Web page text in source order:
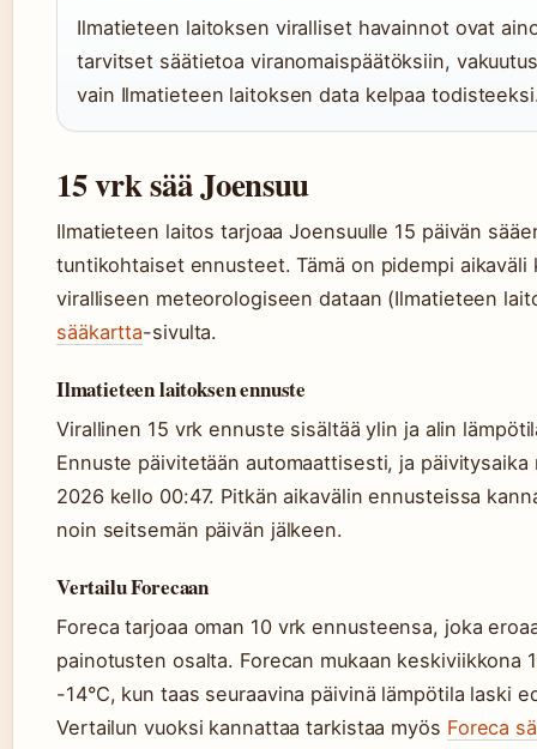
Ilmatieteen laitoksen viralliset havainnot ovat
tarvitset säätietoa viranomaispäätöksiin,
vain Ilmatieteen laitoksen data kelpaa
15 vrk sää Joensuu
Ilmatieteen laitos tarjoaa Joensuulle 15 päivän
tuntikohtaiset ennusteet. Tämä on pidempi
viralliseen meteorologiseen dataan (Ilmatieteen
sääkartta-sivulta.
Ilmatieteen laitoksen ennuste
Virallinen 15 vrk ennuste sisältää ylin ja alin
Ennuste päivitetään automaattisesti, ja
2026 kello 00:47. Pitkän aikavälin ennusteissa
noin seitsemän päivän jälkeen.
Vertailu Forecaan
Foreca tarjoaa oman 10 vrk ennusteensa, joka
painotusten osalta. Forecan mukaan keskiviikkona
-14°C, kun taas seuraavina päivinä lämpötila laski
Vertailun vuoksi kannattaa tarkistaa myös Foreca